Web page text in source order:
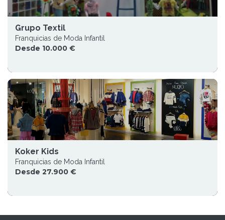
Grupo Textil
Franquicias de Moda Infantil
Desde 10.000 €
Koker Kids
Franquicias de Moda Infantil
Desde 27.900 €